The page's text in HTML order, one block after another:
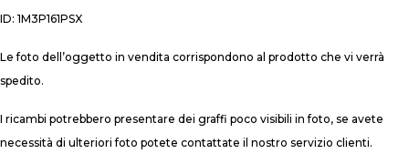
ID: 1M3P161PSX
Le foto dell’oggetto in vendita corrispondono al prodotto che vi verrà
spedito.
I ricambi potrebbero presentare dei graffi poco visibili in foto, se avete
necessità di ulteriori foto potete contattate il nostro servizio clienti.